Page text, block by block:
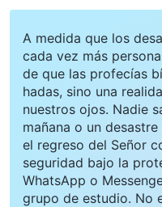
A medida que los
cada vez más
de que las profecías
hadas, sino una
nuestros ojos. Nadie
mañana o un
el regreso del Señor
seguridad bajo la
WhatsApp o
grupo de estudio. No